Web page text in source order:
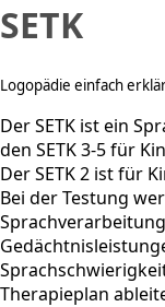
SETK
Logopädie einfach
Der SETK ist ein
den SETK 3-5 für
Der SETK 2 ist für
Bei der Testung
Therapieplan